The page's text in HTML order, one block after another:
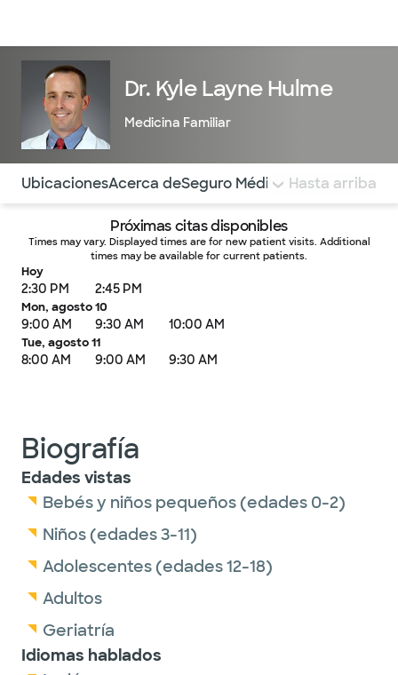
Dr. Kyle Layne Hulme
Medicina Familiar
Utilice esta navegación para saltar rápidamente a
UbicacionesAcerca deSeguro Médico COMENTARIOS
Hasta arriba
Próximas citas disponibles
Times may vary. Displayed times are for new patient visits. Additional
times may be available for current patients.
Hoy
2:30 PM 2:45 PM
Mon, agosto 10
9:00 AM 9:30 AM 10:00 AM
Tue, agosto 11
8:00 AM 9:00 AM 9:30 AM
Biografía
Edades vistas
Bebés y niños pequeños (edades 0-2)
Niños (edades 3-11)
Adolescentes (edades 12-18)
Adultos
Geriatría
Idiomas hablados